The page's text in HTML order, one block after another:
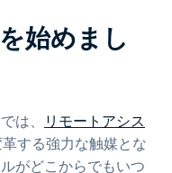
始めまし
は、
リモートアシス
する強力な触媒とな
がどこからでもいつ